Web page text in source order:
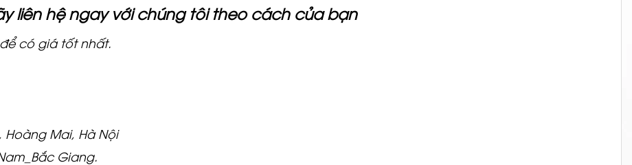
liên hệ ngay với chúng tôi theo cách của bạn
có giá tốt nhất.
Hoàng Mai, Hà Nội
Giang.